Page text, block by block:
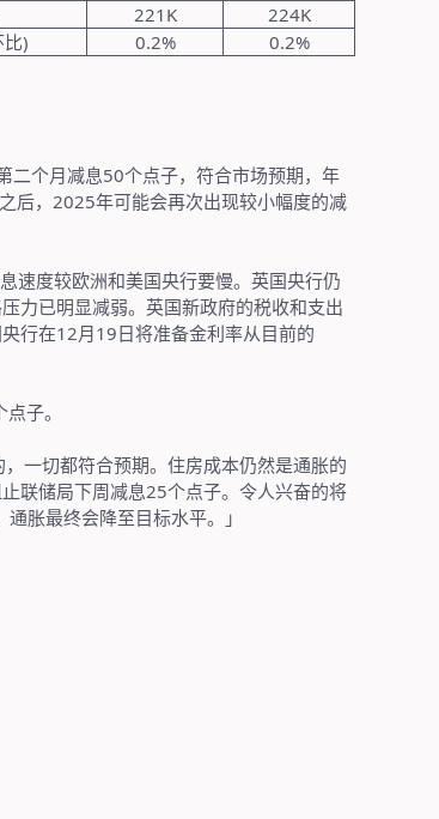
221K
224K
比) 0.2% 0.2%
二个月减息50个点子，符合市场预期，年
后， 2025年可能会再次出现较小幅度的减
速度较欧洲和美国央行要慢。英国央行仍
力已明显减弱。英国新政府的税收和支出
行在12月19日将准备金利率从目前的
点子。
一切都符合预期。住房成本仍然是通胀的
联储局下周减息25个点子。令人兴奋的将
胀最终会降至目标水平。」